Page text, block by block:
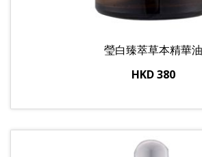
瑩白臻萃草本精華油
HKD 380